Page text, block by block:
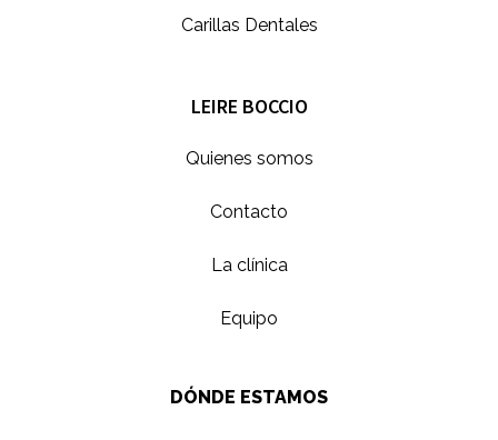
Carillas Dentales
LEIRE BOCCIO
Quienes somos
Contacto
La clínica
Equipo
DÓNDE ESTAMOS